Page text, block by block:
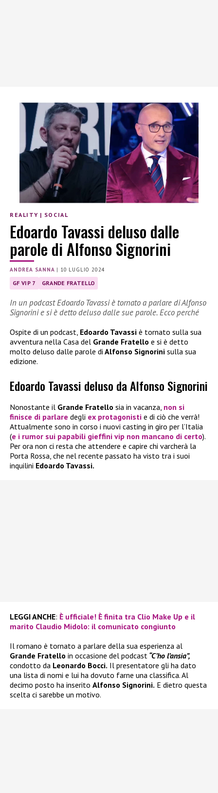
REALITY | SOCIAL
Edoardo Tavassi deluso dalle
parole di Alfonso Signorini
ANDREA SANNA | 10 LUGLIO 2024
GF VIP 7 GRANDE FRATELLO
In un podcast Edoardo Tavassi è tornato a parlare di Alfonso
Signorini e si è detto deluso dalle sue parole. Ecco perché
Ospite di un podcast, Edoardo Tavassi è tornato sulla sua
avventura nella Casa del Grande Fratello e si è detto
molto deluso dalle parole di Alfonso Signorini sulla sua
edizione.
Edoardo Tavassi deluso da Alfonso Signorini
Nonostante il Grande Fratello sia in vacanza, non si
finisce di parlare degli ex protagonisti e di ciò che verrà!
Attualmente sono in corso i nuovi casting in giro per l’Italia
(e i rumor sui papabili gieffini vip non mancano di certo).
Per ora non ci resta che attendere e capire chi varcherà la
Porta Rossa, che nel recente passato ha visto tra i suoi
inquilini Edoardo Tavassi.
LEGGI ANCHE: È ufficiale! È finita tra Clio Make Up e il
marito Claudio Midolo: il comunicato congiunto
Il romano è tornato a parlare della sua esperienza al
Grande Fratello in occasione del podcast “C’ho l’ansia”,
condotto da Leonardo Bocci. Il presentatore gli ha dato
una lista di nomi e lui ha dovuto farne una classifica. Al
decimo posto ha inserito Alfonso Signorini. E dietro questa
scelta ci sarebbe un motivo.